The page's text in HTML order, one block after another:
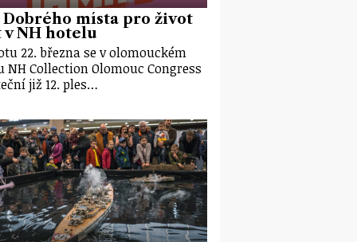
Dobrého místa pro život
v NH hotelu
22. března se v olomouckém
NH Collection Olomouc Congress
již 12. ples…